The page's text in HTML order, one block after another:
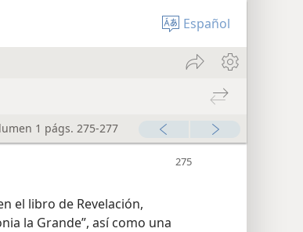
Español
1 págs. 275-277
el libro de Revelación,
la Grande”, así como una